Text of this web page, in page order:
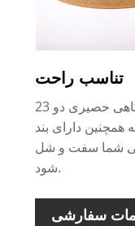
تناسب راحت
23 اینچ (58 سانتی متر) در حدود؛ کلاه کاهی حصیری دو
دارای بند
شما سفت و شل
شود.
سفارشی